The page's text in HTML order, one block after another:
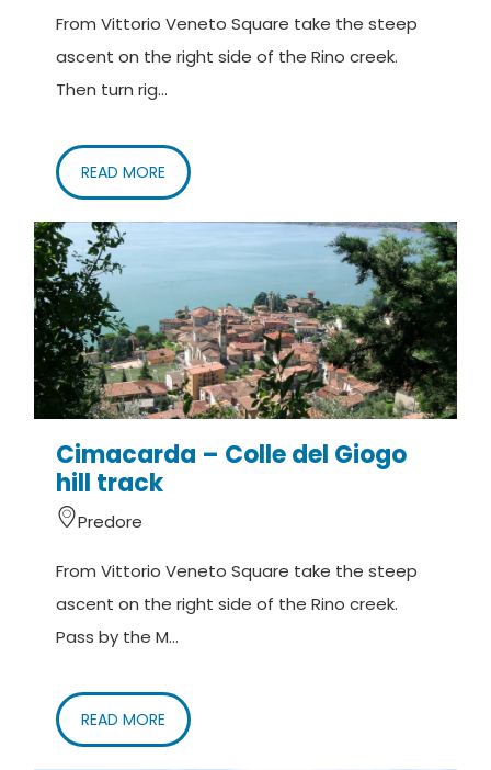
From Vittorio Veneto Square take the steep
ascent on the right side of the Rino creek.
Then turn rig...
READ MORE
Cimacarda – Colle del Giogo
hill track
Predore
From Vittorio Veneto Square take the steep
ascent on the right side of the Rino creek.
Pass by the M...
READ MORE